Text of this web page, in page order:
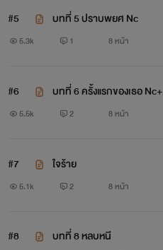
#5 บทที่ 5 ปราบพยศ Nc
5.3k 1 8 หน้า
#6 บทที่ 6 ครั้งแรกของเธอ Nc+
5.5k 2 8 หน้า
#7 ใจร้าย
5.1k 2 8 หน้า
#8 บทที่ 8 หลบหนี